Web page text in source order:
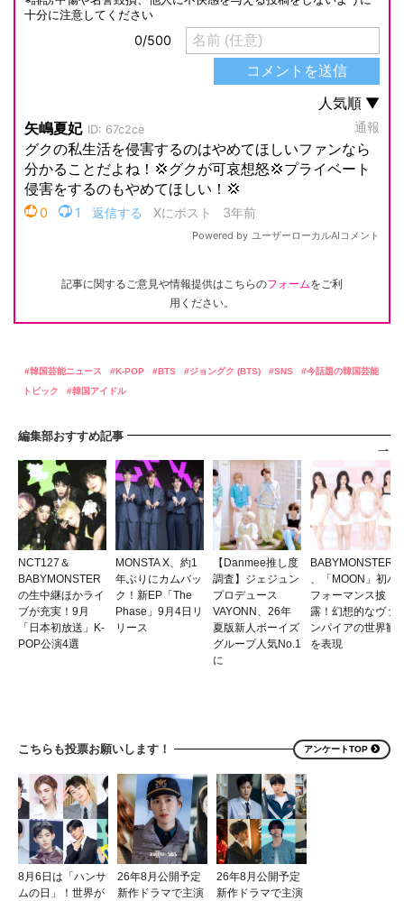
記事に関するご意見や情報提供はこちらのフォームをご利
用ください。
韓国芸能ニュース K-POP BTS ジョングク (BTS) SNS
今話題の韓国芸能
トピック
韓国アイドル
編集部おすすめ記事
NCT127＆
BABYMONSTER
の生中継ほかライ
ブが充実！9月
「日本初放送」K-
POP公演4選
MONSTA X、約1
年ぶりにカムバッ
ク！新EP「The
Phase」9月4日リ
リース
【Danmee推し度
調査】ジェジュン
プロデュース
VAYONN、26年
夏版新人ボーイズ
グループ人気No.1
に
BABYMONSTER
、「MOON」初パ
フォーマンス披
露！幻想的なヴァ
ンパイアの世界観
を表現
こちらも投票お願いします！ アンケートTOP
8月6日は「ハンサ
ムの日」！世界が
26年8月公開予定
新作ドラマで主演
26年8月公開予定
新作ドラマで主演